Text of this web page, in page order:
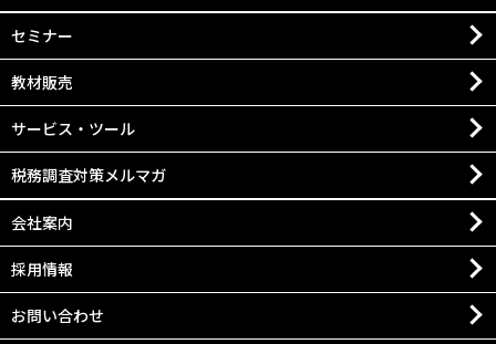
セミナー
教材販売
サービス・ツール
税務調査対策メルマガ
会社案内
採用情報
お問い合わせ